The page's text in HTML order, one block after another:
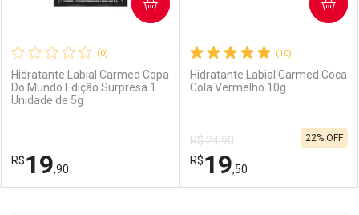
(0)
Hidratante Labial Carmed Copa
Do Mundo Edição Surpresa 1
Unidade de 5g
R$19,90
COMPRAR
(10)
Hidratante Labial Carmed Coca
Cola Vermelho 10g
R$ 24,90
R$19,50
22% OFF
COMPRAR